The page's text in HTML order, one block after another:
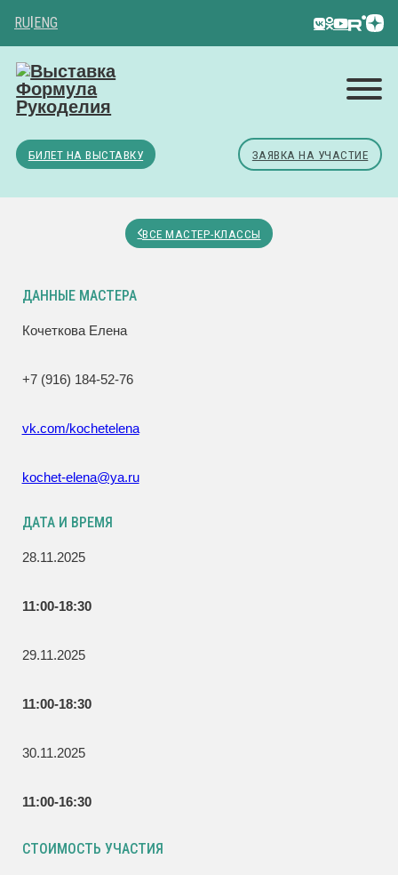
RU ENG
БИЛЕТ НА ВЫСТАВКУ ЗАЯВКА НА УЧАСТИЕ
ВСЕ МАСТЕР-КЛАССЫ
ДАННЫЕ МАСТЕРА
Кочеткова Елена
+7 (916) 184-52-76
vk.com/kochetelena
kochet-elena@ya.ru
ДАТА И ВРЕМЯ
28.11.2025
11:00-18:30
29.11.2025
11:00-18:30
30.11.2025
11:00-16:30
СТОИМОСТЬ УЧАСТИЯ